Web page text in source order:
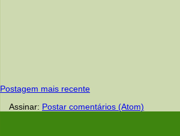
Postagem mais recente
Assinar: Postar comentários (Atom)